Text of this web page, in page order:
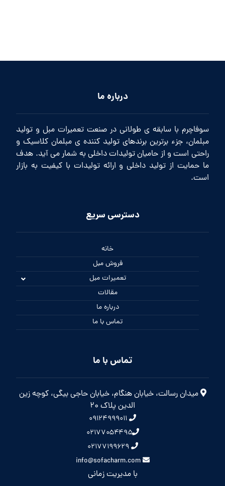
درباره ما
سوفاچرم با سابقه ی طولانی در صنعت تعمیرات مبل و تولید
مبلمان، جزء برترین برندهای تولید کننده ی مبلمان کلاسیک و
راحتی است و از حامیان تولیدات داخلی به شمار می آید. هدف
ما حمایت از تولید داخلی و ارائه تولیدات با کیفیت به بازار
است.
دسترسی سریع
خانه
فروش مبل
تعمیرات مبل
مقالات
درباره ما
تماس با ما
تماس با ما
میدان رسالت، خیابان هنگام، خیابان حاجی بیگی، کوچه زین
الدین پلاک 20
۰۲۱۷۷۰۵۴۴۹۵
۰۲۱۷۷۱۹۹۶۲۹
info@sofacharm.com
با مدیریت زمانی